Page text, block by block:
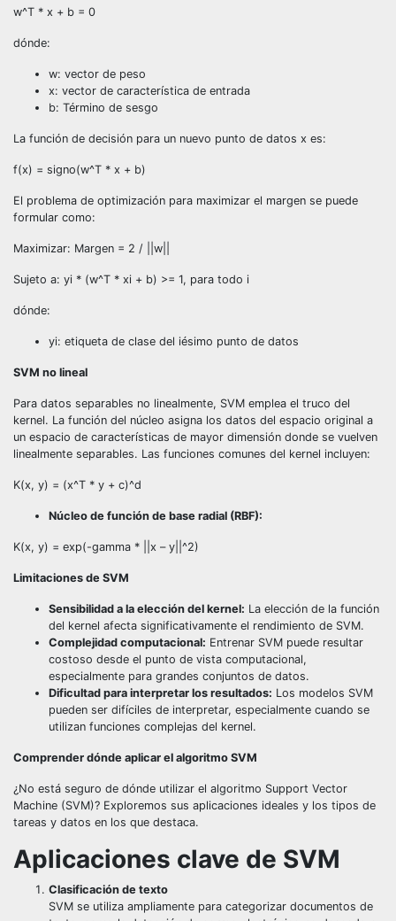
w^T * x + b = 0
dónde:
w: vector de peso
x: vector de característica de entrada
b: Término de sesgo
La función de decisión para un nuevo punto de datos x es:
f(x) = signo(w^T * x + b)
El problema de optimización para maximizar el margen se puede
formular como:
Maximizar: Margen = 2 / ||w||
Sujeto a: yi * (w^T * xi + b) >= 1, para todo i
dónde:
yi: etiqueta de clase del iésimo punto de datos
SVM no lineal
Para datos separables no linealmente, SVM emplea el truco del
kernel. La función del núcleo asigna los datos del espacio original a
un espacio de características de mayor dimensión donde se vuelven
linealmente separables. Las funciones comunes del kernel incluyen:
K(x, y) = (x^T * y + c)^d
Núcleo de función de base radial (RBF):
K(x, y) = exp(-gamma * ||x – y||^2)
Limitaciones de SVM
Sensibilidad a la elección del kernel: La elección de la función
del kernel afecta significativamente el rendimiento de SVM.
Complejidad computacional: Entrenar SVM puede resultar
costoso desde el punto de vista computacional,
especialmente para grandes conjuntos de datos.
Dificultad para interpretar los resultados: Los modelos SVM
pueden ser difíciles de interpretar, especialmente cuando se
utilizan funciones complejas del kernel.
Comprender dónde aplicar el algoritmo SVM
¿No está seguro de dónde utilizar el algoritmo Support Vector
Machine (SVM)? Exploremos sus aplicaciones ideales y los tipos de
tareas y datos en los que destaca.
Aplicaciones clave de SVM
Clasificación de texto
SVM se utiliza ampliamente para categorizar documentos de